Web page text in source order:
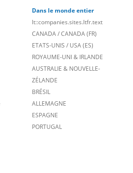
Dans le monde entier
lt::companies.sites.ltfr.text
CANADA/CANADA (FR)
ETATS-UNIS / USA (ES)
ROYAUME-UNI & IRLANDE
AUSTRALIE & NOUVELLE-
ZÉLANDE
BRÉSIL
ALLEMAGNE
ESPAGNE
PORTUGAL